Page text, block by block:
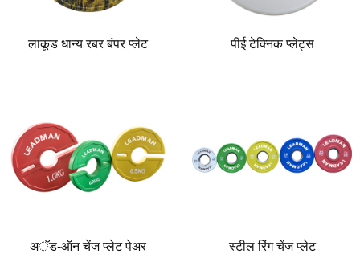
लाकूड धान्य रबर बंपर प्लेट पीई टेक्निक प्लेट्स
अॅड-ऑन चेंज प्लेट पेअर स्टील रिंग चेंज प्लेट